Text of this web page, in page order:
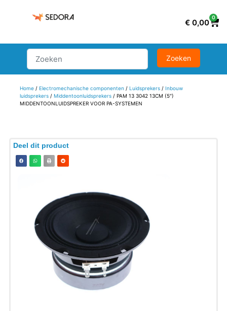
€ 0,00
0
Home/ Electromechanische componenten / Luidsprekers/ Inbouw
luidsprekers/ Middentoonluidsprekers/ PAM 13 3042 13CM (5″)
MIDDENTOONLUIDSPREKER VOOR PA-SYSTEMEN
Deel dit product